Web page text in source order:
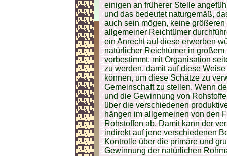
einigen an früherer Stelle
und das bedeutet naturgemäß,
auch sein mögen, keine
allgemeiner Reichtümer
ein Anrecht auf diese erwerben
natürlicher Reichtümer in
vorbestimmt, mit Organisation
zu werden, damit auf diese
können, um diese Schätze zu
Gemeinschaft zu stellen. Wenn
und die Gewinnung von
über die verschiedenen
hängen im allgemeinen von den
Rohstoffen ab. Damit kann der
indirekt auf jene verschiedenen
Kontrolle über die primäre und
Gewinnung der natürlichen